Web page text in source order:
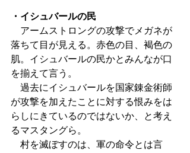
・イシュバールの民
アームストロングの攻撃でメガネが
落ちて目が見える。赤色の目、褐色の
肌。イシュバールの民かとみんなが口
を揃えて言う。
過去にイシュバールを国家錬金術師
が攻撃を加えたことに対する恨みをは
らしにきているのではないか、と考え
るマスタングら。
村を滅ぼすのは、軍の命令とは言